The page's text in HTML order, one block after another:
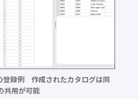
録例 作成されたカタログは同
共用が可能